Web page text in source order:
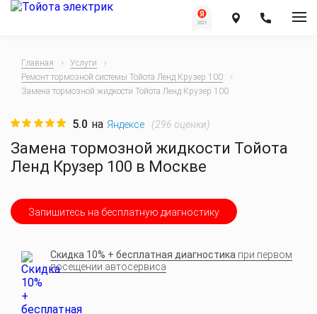
Главная
Услуги
Ремонт тормозной системы Тойота Ленд Крузер 100
Замена тормозной жидкости Тойота Ленд Крузер 100
Замена тормозной жидкости Тойота
Ленд Крузер 100 в Москве
5.0 на Яндексе (296 оценки)
Запишитесь на бесплатную диагностику
Скидка 10% + бесплатная диагностика при первом
посещении автосервиса